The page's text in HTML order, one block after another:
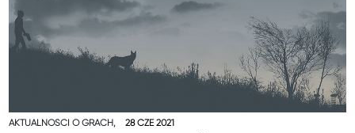
AKTUALNOŚCI O GRACH, 28 CZE 2021